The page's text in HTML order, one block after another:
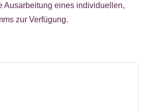
Ausarbeitung eines individuellen,
zur Verfügung.